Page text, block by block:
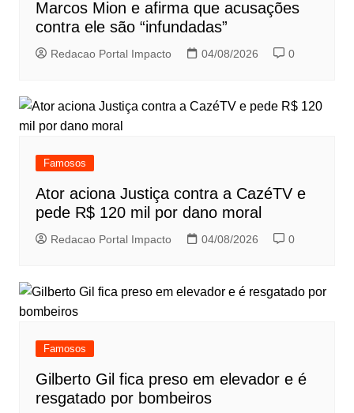
Marcos Mion e afirma que acusações
contra ele são “infundadas”
Redacao Portal Impacto 04/08/2026 0
Famosos
Ator aciona Justiça contra a CazéTV e
pede R$ 120 mil por dano moral
Redacao Portal Impacto 04/08/2026 0
Famosos
Gilberto Gil fica preso em elevador e é
resgatado por bombeiros